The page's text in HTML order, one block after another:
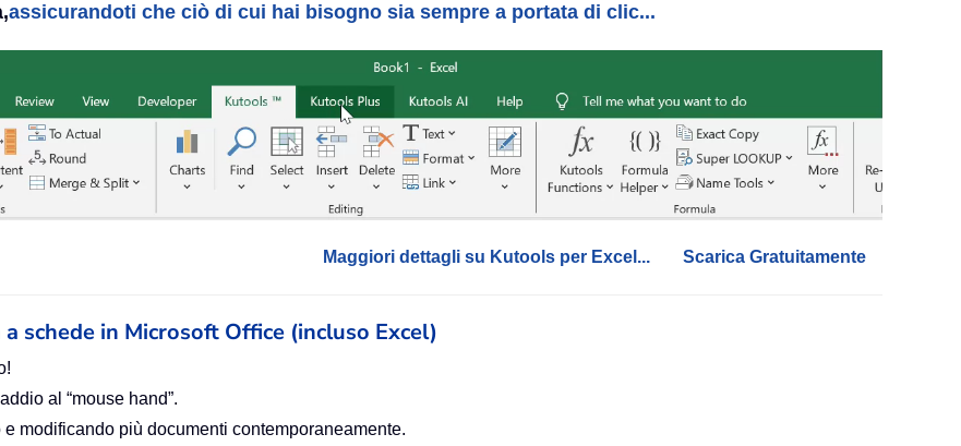
assicurandoti che ciò di cui hai bisogno sia sempre a portata di clic...
Maggiori dettagli su Kutools per Excel... Scarica Gratuitamente
schede in Microsoft Office (incluso Excel)
al “mouse hand”.
modificando più documenti contemporaneamente.